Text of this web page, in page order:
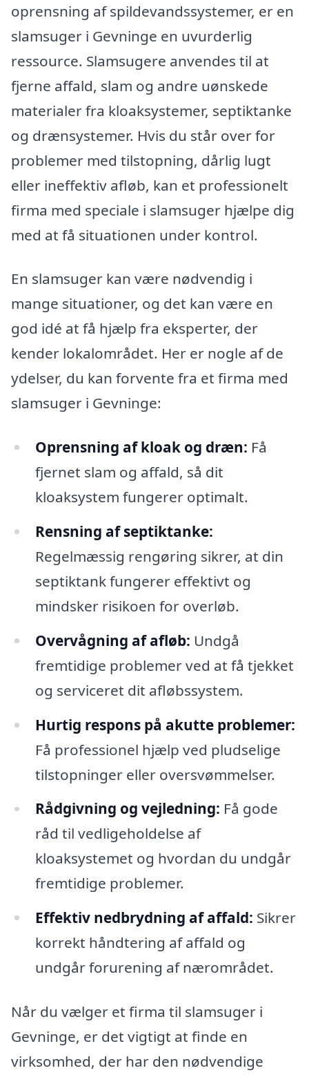
oprensning af spildevandssystemer, er en
slamsuger i Gevninge en uvurderlig
ressource. Slamsugere anvendes til at
fjerne affald, slam og andre uønskede
materialer fra kloaksystemer, septiktanke
og drænsystemer. Hvis du står over for
problemer med tilstopning, dårlig lugt
eller ineffektiv afløb, kan et professionelt
firma med speciale i slamsuger hjælpe dig
med at få situationen under kontrol.
En slamsuger kan være nødvendig i
mange situationer, og det kan være en
god idé at få hjælp fra eksperter, der
kender lokalområdet. Her er nogle af de
ydelser, du kan forvente fra et firma med
slamsuger i Gevninge:
Oprensning af kloak og dræn: Få
fjernet slam og affald, så dit
kloaksystem fungerer optimalt.
Rensning af septiktanke:
Regelmæssig rengøring sikrer, at din
septiktank fungerer effektivt og
mindsker risikoen for overløb.
Overvågning af afløb: Undgå
fremtidige problemer ved at få tjekket
og serviceret dit afløbssystem.
Hurtig respons på akutte problemer:
Få professionel hjælp ved pludselige
tilstopninger eller oversvømmelser.
Rådgivning og vejledning: Få gode
råd til vedligeholdelse af
kloaksystemet og hvordan du undgår
fremtidige problemer.
Effektiv nedbrydning af affald: Sikrer
korrekt håndtering af affald og
undgår forurening af nærområdet.
Når du vælger et firma til slamsuger i
Gevninge, er det vigtigt at finde en
virksomhed, der har den nødvendige